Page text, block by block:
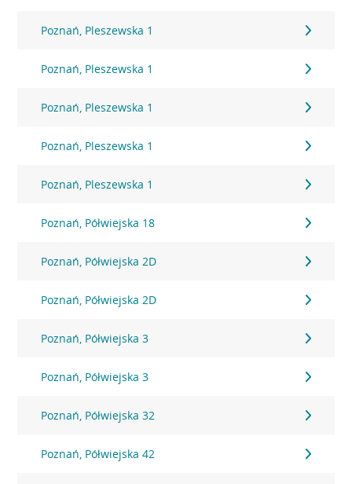
Poznań, Pleszewska 1
Poznań, Pleszewska 1
Poznań, Pleszewska 1
Poznań, Pleszewska 1
Poznań, Pleszewska 1
Poznań, Półwiejska 18
Poznań, Półwiejska 2D
Poznań, Półwiejska 2D
Poznań, Półwiejska 3
Poznań, Półwiejska 3
Poznań, Półwiejska 32
Poznań, Półwiejska 42